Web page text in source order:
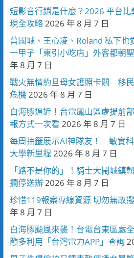
短影音行銷是什麼？2026 平台
現全攻略 2026 年 8 月 7 日
曾國城、王心凌、Roland 私下也
一甲子「東引小吃店」外客都朝
年 8 月 7 日
戰火無情約旦母女護照卡關 移
危機 2026 年 8 月 7 日
白海豚逼近！台電鳳山區處提前
報方式一次看 2026 年 8 月 7 日
每周抽籤展示AI神隊友！ 敏實
大學新里程 2026 年 8 月 7 日
「路不是你的」！騎士大鬧城鎮
攔停送辦 2026 年 8 月 7 日
珍惜119報案專線資源 切勿無故
年 8 月 7 日
白海豚颱風來襲！台電台東區處
籲多利用「台灣電力APP」查詢